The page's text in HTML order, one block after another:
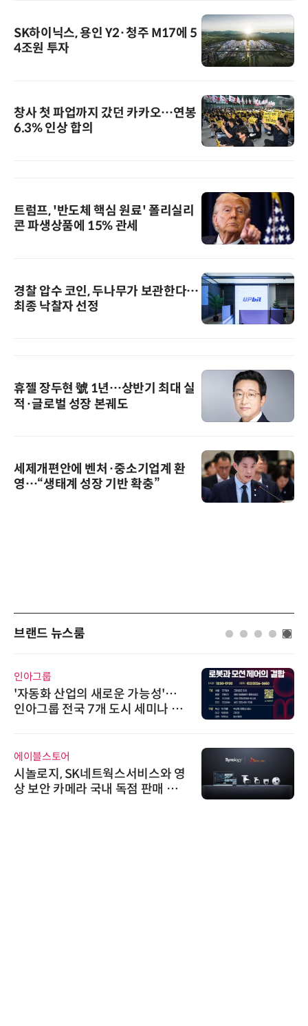
SK하이닉스, 용인 Y2·청주 M17에 5
4조원 투자
창사 첫 파업까지 갔던 카카오…연봉
6.3% 인상 합의
트럼프, '반도체 핵심 원료' 폴리실리
콘 파생상품에 15% 관세
경찰 압수 코인, 두나무가 보관한다…
최종 낙찰자 선정
휴젤 장두현 號 1년…상반기 최대 실
적·글로벌 성장 본궤도
세제개편안에 벤처·중소기업계 환
영…“생태계 성장 기반 확충”
브랜드 뉴스룸
인아그룹
'자동화 산업의 새로운 가능성'…
인아그룹 전국 7개 도시 세미나 페
에이블스토어
시놀로지, SK네트웍스서비스와 영
상 보안 카메라 국내 독점 판매 파